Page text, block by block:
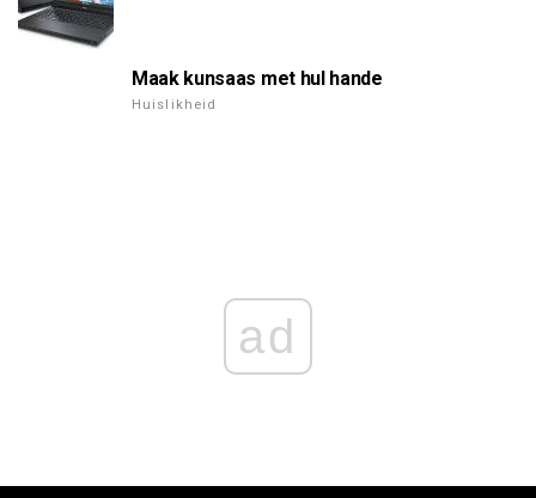
Maak kunsaas met hul hande
Huislikheid
ad